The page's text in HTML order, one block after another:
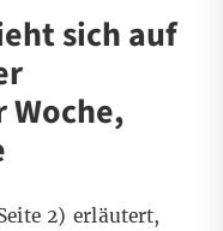
sich auf
2) erläutert,